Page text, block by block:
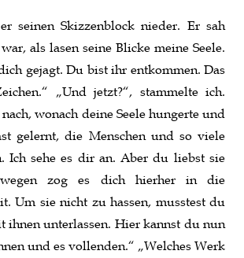
seinen Skizzenblock nieder. Er sah
als lasen seine Blicke meine Seele.
gejagt. Du bist ihr entkommen. Das
„Und jetzt?“, stammelte ich.
nach, wonach deine Seele hungerte und
gelernt, die Menschen und so viele
Ich sehe es dir an. Aber du liebst sie
zog es dich hierher in die
Um sie nicht zu hassen, musstest du
ihnen unterlassen. Hier kannst du nun
und es vollenden.“ „Welches Werk